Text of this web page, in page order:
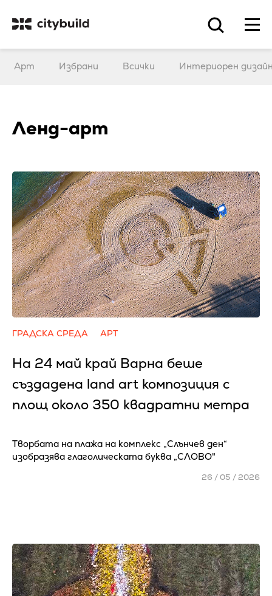
Арт Избрани Всички Интериорен
Ленд-арт
ГРАДСКА СРЕДА АРТ
На 24 май край Варна беше
създадена land art композиция с
площ около 350 квадратни метра
Творбата на плажа на комплекс „Слънчев ден“
изобразява глаголическата буква „СЛОВО"
26 / 05 / 2026